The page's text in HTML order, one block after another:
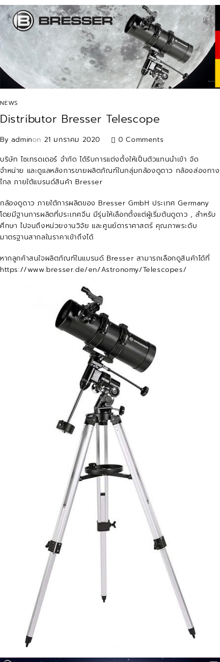
NEWS
Distributor Bresser Telescope
By adminon 21 มกราคม 2020
0 Comments
บริษัท ไซเทรดเดอร์ จำกัด ได้รับการแต่งตั้งให้เป็นตัวแทนนำเข้า จัด
จำหน่าย และดูแลหลังการขายผลิตภัณฑ์ในกลุ่มกล้องดูดาว กล้องส่องทาง
ไกล ภายใต้แบรนด์สินค้า Bresser
กล้องดูดาว ภายใต้การผลิตของ Bresser GmbH ประเทศ Germany
โดยมีฐานการผลิตที่ประเทศจีน มีรุ่นให้เลือกตั้งแต่ผู้เริ่มต้นดูดาว , สำหรับ
ศึกษา ไปจนถึงหน่วยงานวิจัย และศูนย์ดาราศาสตร์ คุณภาพระดับ
มาตรฐานสากลในราคาเข้าถึงได้
หากลูกค้าสนใจผลิตภัณฑ์ในแบรนด์ Bresser สามารถเลือกดูสินค้าได้ที่
https://www.bresser.de/en/Astronomy/Telescopes/